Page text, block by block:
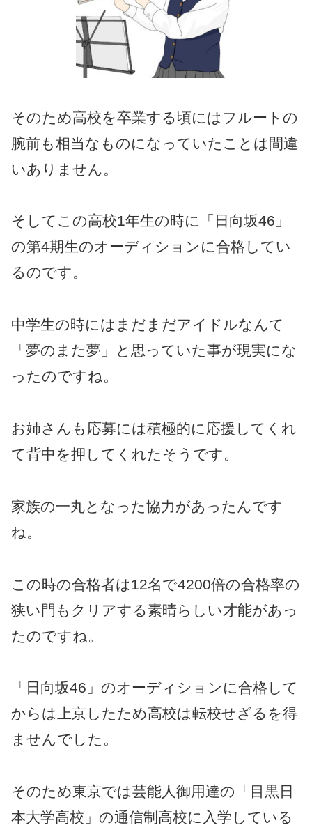
そのため高校を卒業する頃にはフルートの
腕前も相当なものになっていたことは間違
いありません。
そしてこの高校1年生の時に「日向坂46」
の第4期生のオーディションに合格してい
るのです。
中学生の時にはまだまだアイドルなんて
「夢のまた夢」と思っていた事が現実にな
ったのですね。
お姉さんも応募には積極的に応援してくれ
て背中を押してくれたそうです。
家族の一丸となった協力があったんです
ね。
この時の合格者は12名で4200倍の合格率の
狭い門もクリアする素晴らしい才能があっ
たのですね。
「日向坂46」のオーディションに合格して
からは上京したため高校は転校せざるを得
ませんでした。
そのため東京では芸能人御用達の「目黒日
本大学高校」の通信制高校に入学している